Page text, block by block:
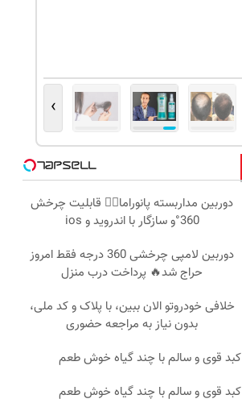
›
دوربین مداربسته پانوراما👈🏻 قابلیت چرخش
360°و سازگار با اندروید و ios
دوربین لامپی چرخشی 360 درجه فقط امروز
حراج شد🔥 پرداخت درب منزل
خلافی خودروتو الان ببین، با پلاک و کد ملی،
بدون نیاز به مراجعه حضوری
کبد قوی و سالم با چند گیاه خوش طعم
کبد قوی و سالم با چند گیاه خوش طعم